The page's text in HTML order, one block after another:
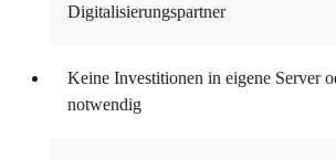
Digitalisierungspartner
Keine Investitionen in eigene Server
notwendig